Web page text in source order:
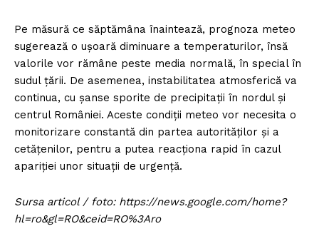
Pe măsură ce săptămâna înaintează, prognoza meteo
sugerează o ușoară diminuare a temperaturilor, însă
valorile vor rămâne peste media normală, în special în
sudul țării. De asemenea, instabilitatea atmosferică va
continua, cu șanse sporite de precipitații în nordul și
centrul României. Aceste condiții meteo vor necesita o
monitorizare constantă din partea autorităților și a
cetățenilor, pentru a putea reacționa rapid în cazul
apariției unor situații de urgență.
Sursa articol / foto: https://news.google.com/home?
hl=ro&gl=RO&ceid=RO%3Aro